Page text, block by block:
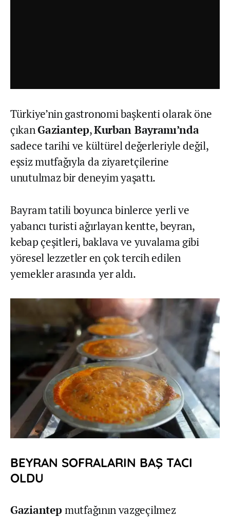
Türkiye’nin gastronomi başkenti olarak öne
çıkanGaziantep,Kurban Bayramı’nda
sadece tarihi ve kültürel değerleriyle değil,
eşsiz mutfağıyla da ziyaretçilerine
unutulmaz bir deneyim yaşattı.
Bayram tatili boyunca binlerce yerli ve
yabancı turisti ağırlayan kentte, beyran,
kebap çeşitleri, baklava ve yuvalama gibi
yöresel lezzetler en çok tercih edilen
yemekler arasında yer aldı.
BEYRAN SOFRALARIN BAŞ TACI
OLDU
Gaziantepmutfağının vazgeçilmez